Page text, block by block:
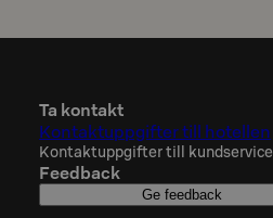
Ta kontakt
Kontaktuppgifter till hotellen
Kontaktuppgifter till kundservice
Feedback
Ge feedback